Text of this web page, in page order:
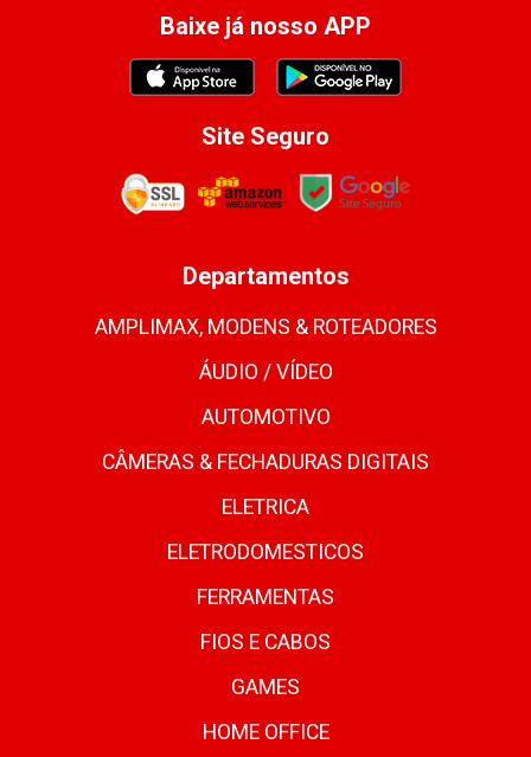
Baixe já nosso APP
Site Seguro
Departamentos
AMPLIMAX, MODENS & ROTEADORES
ÁUDIO / VÍDEO
AUTOMOTIVO
CÂMERAS & FECHADURAS DIGITAIS
ELETRICA
ELETRODOMESTICOS
FERRAMENTAS
FIOS E CABOS
GAMES
HOME OFFICE